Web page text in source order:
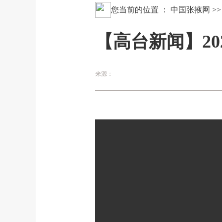
您当前的位置 ： 中国张掖网
【高台新闻】
来源：